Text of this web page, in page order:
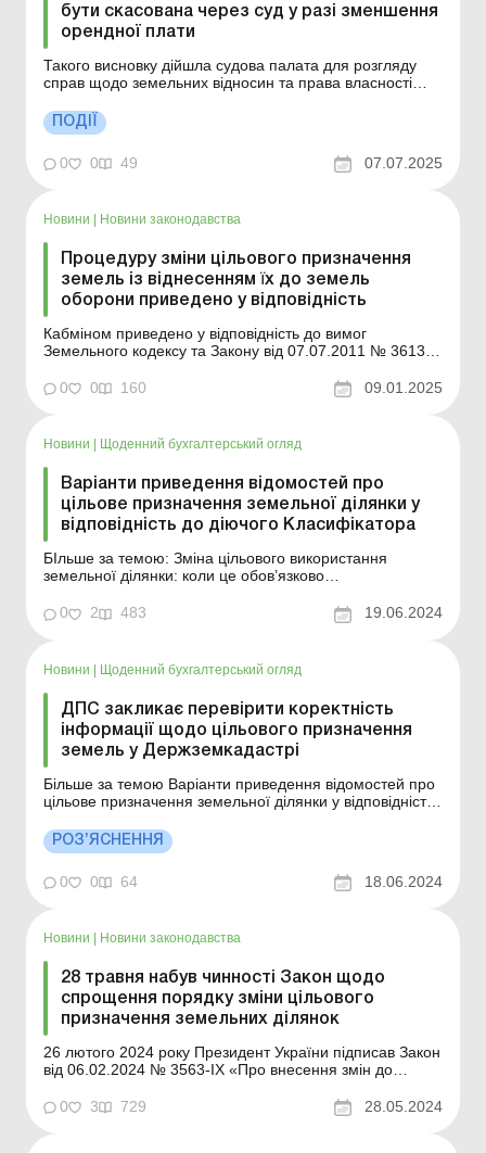
бути скасована через суд у разі зменшення
орендної плати
Такого висновку дійшла судова палата для розгляду
справ щодо земельних відносин та права власності
Суду. Більше за темою: Зміна цільового використання
земельної ділянки: коли це обов’язково У разі
порушення органом місцевого самоврядува...
ПОДІЇ
0 0 49 07.07.2025
Новини Новини законодавства
Процедуру зміни цільового призначення
земель із віднесенням ïx до земель
оборони приведено у відповідність
Кабміном приведено у відповідність до вимог
Земельного кодексу та Закону від 07.07.2011 № 3613-
ведення Державного земельного кадастру. Зокрема,
Уряд визначив процедуру внесення відомостей до
0 0 160 09.01.2025
Новини Щоденний бухгалтерський огляд
Варіанти приведення відомостей про
цільове призначення земельної ділянки у
відповідність до діючого Класифікатора
БІльше за темою: Зміна цільового використання
земельної ділянки: коли це обов’язково
земельних ділянок усіх форм власності! Для
ефективного податкового адміністрування нарахування
зе...
0 2 483 19.06.2024
Новини | Щоденний бухгалтерський огляд
ДПС закликає перевірити коректність
інформації щодо цільового призначення
земель у Держземкадастрі
Більше за темою Варіанти приведення відомостей про
цільове призначення земельної ділянки у відповідність
використання земельної ділянки: коли це обов’язково
ДПС з метою правильного застосування ставок податку
РОЗ’ЯСНЕННЯ
0 0 64 18.06.2024
Новини | Новини законодавства
28 травня набув чинності Закон щодо
спрощення порядку зміни цільового
призначення земельних ділянок
26 лютого 2024 року Президент України підписав Закон
від 06.02.2024 № 3563-ІХ «Про внесення змін до
порядку зміни цільового призначення земельних
ділянок для залучення інвестицій з метою швидкої
0 3 729 28.05.2024